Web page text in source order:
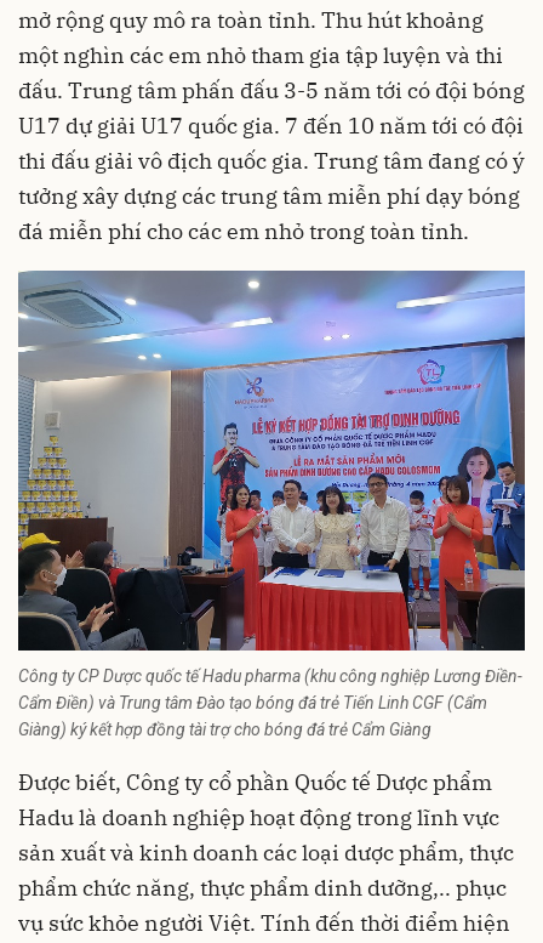
mở rộng quy mô ra toàn tỉnh. Thu hút khoảng
một nghìn các em nhỏ tham gia tập luyện và thi
đấu. Trung tâm phấn đấu 3-5 năm tới có đội bóng
U17 dự giải U17 quốc gia. 7 đến 10 năm tới có đội
thi đấu giải vô địch quốc gia. Trung tâm đang có ý
tưởng xây dựng các trung tâm miễn phí dạy bóng
đá miễn phí cho các em nhỏ trong toàn tỉnh.
Công ty CP Dược quốc tế Hadu pharma (khu công nghiệp Lương Điền-
Cẩm Điền) và Trung tâm Đào tạo bóng đá trẻ Tiến Linh CGF (Cẩm
Giàng) ký kết hợp đồng tài trợ cho bóng đá trẻ Cẩm Giàng
Được biết, Công ty cổ phần Quốc tế Dược phẩm
Hadu là doanh nghiệp hoạt động trong lĩnh vực
sản xuất và kinh doanh các loại dược phẩm, thực
phẩm chức năng, thực phẩm dinh dưỡng,.. phục
vụ sức khỏe người Việt. Tính đến thời điểm hiện